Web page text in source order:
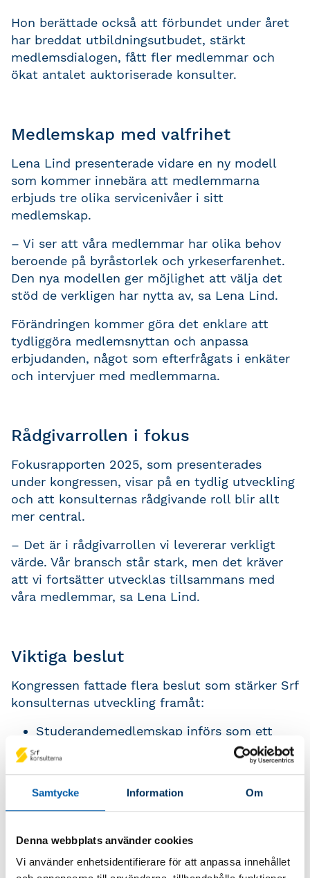
Samtycke Information Om
Denna webbplats använder cookies
Vi använder enhetsidentifierare för att anpassa innehållet
Hon berättade också att förbundet under året
har breddat utbildningsutbudet, stärkt
medlemsdialogen, fått fler medlemmar och
ökat antalet auktoriserade konsulter.
Medlemskap med valfrihet
Lena Lind presenterade vidare en ny modell
som kommer innebära att medlemmarna
erbjuds tre olika servicenivåer i sitt
medlemskap.
– Vi ser att våra medlemmar har olika behov
beroende på byråstorlek och yrkeserfarenhet.
Den nya modellen ger möjlighet att välja det
stöd de verkligen har nytta av, sa Lena Lind.
Förändringen kommer göra det enklare att
tydliggöra medlemsnyttan och anpassa
erbjudanden, något som efterfrågats i enkäter
och intervjuer med medlemmarna.
Rådgivarrollen i fokus
Fokusrapporten 2025, som presenterades
under kongressen, visar på en tydlig utveckling
och att konsulternas rådgivande roll blir allt
mer central.
– Det är i rådgivarrollen vi levererar verkligt
värde. Vår bransch står stark, men det kräver
att vi fortsätter utvecklas tillsammans med
våra medlemmar, sa Lena Lind.
Viktiga beslut
Kongressen fattade flera beslut som stärker Srf
konsulternas utveckling framåt:
Studerandemedlemskap införs som ett
fjärde medlemskap för att det ska vara
möjligt att rikta speciella insatser och
endast ha två auktoriserade medlemmar
(istället för tre), eller ha ett
samverkansavtal med en annan byrå så att